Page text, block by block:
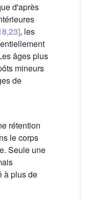
d'après
, les
âges plus
mineurs
de
rétention
le corps
Seule une
à plus de